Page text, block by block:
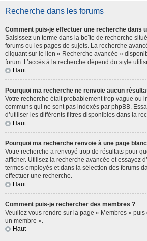
Recherche dans les forums
Comment puis-je effectuer une recherche dans
Saisissez un terme dans la boîte de recherche
forums ou les pages de sujets. La recherche
cliquant sur le lien « Recherche avancée »
forum. L’accès à la recherche dépend du style
Haut
Pourquoi ma recherche ne renvoie aucun
Votre recherche était probablement trop vague ou
communs qui ne sont pas indexés par phpBB.
d’utiliser les différents filtres disponibles dans la
Haut
Pourquoi ma recherche renvoie à une page
Votre recherche a renvoyé trop de résultats pour
afficher. Utilisez la recherche avancée et essayez
termes employés et dans la sélection des forums
effectuer une recherche.
Haut
Comment puis-je rechercher des membres ?
Veuillez vous rendre sur la page « Membres »
un membre ».
Haut